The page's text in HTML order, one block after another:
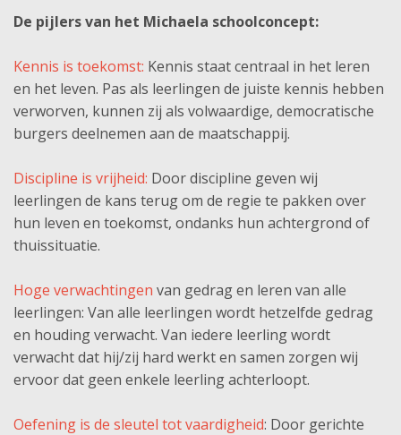
De pijlers van het Michaela schoolconcept:
Kennis is toekomst: Kennis staat centraal in het leren
en het leven. Pas als leerlingen de juiste kennis hebben
verworven, kunnen zij als volwaardige, democratische
burgers deelnemen aan de maatschappij.
Discipline is vrijheid: Door discipline geven wij
leerlingen de kans terug om de regie te pakken over
hun leven en toekomst, ondanks hun achtergrond of
thuissituatie.
Hoge verwachtingen van gedrag en leren van alle
leerlingen: Van alle leerlingen wordt hetzelfde gedrag
en houding verwacht. Van iedere leerling wordt
verwacht dat hij/zij hard werkt en samen zorgen wij
ervoor dat geen enkele leerling achterloopt.
Oefening is de sleutel tot vaardigheid: Door gerichte